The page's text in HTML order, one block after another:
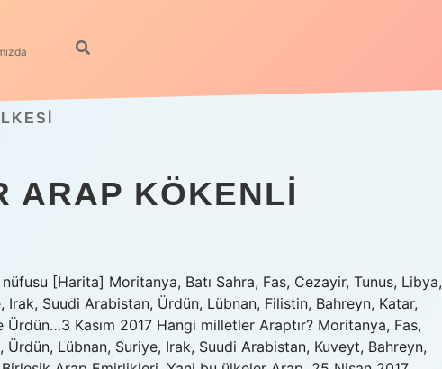
ARAP KÖKENLI
[Harita] Moritanya, Batı Sahra, Fas, Cezayir, Tunus, Libya,
Irak, Suudi Arabistan, Ürdün, Lübnan, Filistin, Bahreyn, Katar,
Kasım 2017 Hangi milletler Araptır? Moritanya, Fas,
Ürdün, Lübnan, Suriye, Irak, Suudi Arabistan, Kuveyt, Bahreyn,